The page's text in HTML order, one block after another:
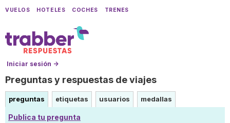
VUELOS HOTELES COCHES TRENES
Iniciar sesión →
Preguntas y respuestas de viajes
preguntas etiquetas usuarios medallas
Publica tu pregunta